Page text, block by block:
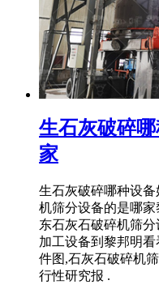
生石灰破碎
家
生石灰破碎哪种设
机筛分设备的是哪
东石灰石破碎机筛
加工设备到黎邦明
件图,石灰石破碎机
行性研究报 .